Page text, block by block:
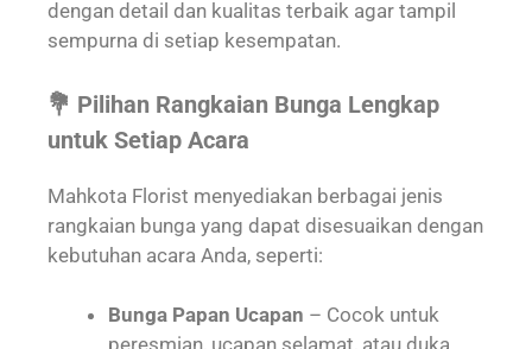
dengan detail dan kualitas terbaik agar tampil
sempurna di setiap kesempatan.
💐 Pilihan Rangkaian Bunga Lengkap
untuk Setiap Acara
Mahkota Florist menyediakan berbagai jenis
rangkaian bunga yang dapat disesuaikan dengan
kebutuhan acara Anda, seperti:
Bunga Papan Ucapan – Cocok untuk
peresmian, ucapan selamat, atau duka